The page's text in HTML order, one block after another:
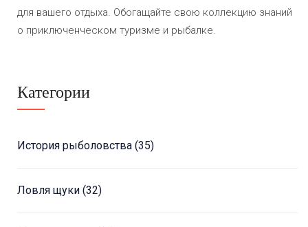
для вашего отдыха. Обогащайте свою коллекцию знаний
о приключенческом туризме и рыбалке.
Категории
История рыболовства (35)
Ловля щуки (32)